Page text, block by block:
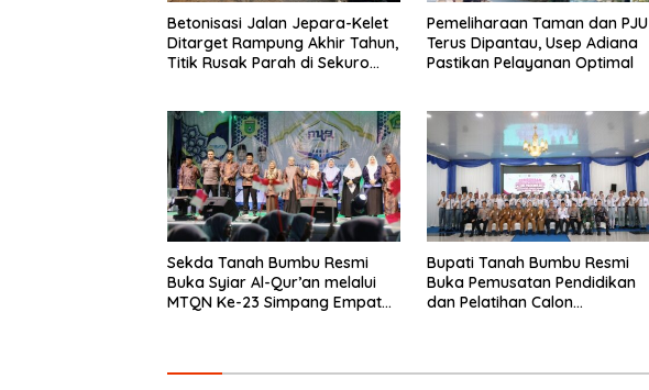
Betonisasi Jalan Jepara-Kelet
Ditarget Rampung Akhir Tahun,
Titik Rusak Parah di Sekuro
Pemeliharaan Taman dan PJU
Terus Dipantau, Usep Adiana
Pastikan Pelayanan Optimal
Sekda Tanah Bumbu Resmi
Buka Syiar Al-Qur’an melalui
MTQN Ke-23 Simpang Empat
Bupati Tanah Bumbu Resmi
Buka Pemusatan Pendidikan
dan Pelatihan Calon